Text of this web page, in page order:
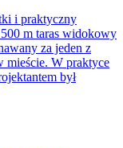
i praktyczny
m taras widokowy
za jeden z
mieście. W praktyce
był